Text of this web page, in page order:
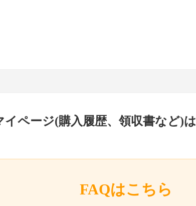
イページ(購入履歴、領収書など)は
FAQはこちら